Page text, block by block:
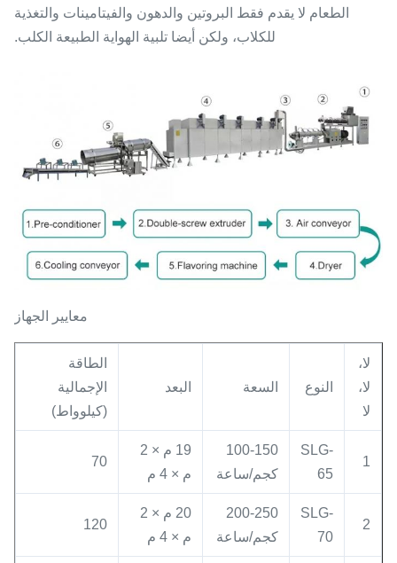
الطعام لا يقدم فقط البروتين والدهون والفيتامينات والتغذية
للكلاب، ولكن أيضا تلبية الهواية الطبيعة الكلب.
معايير الجهاز
لا،
لا،
لا
النوع السعة البعد
الطاقة
الإجمالية
(كيلوواط)
1
SLG-
65
100-150
كجم/ساعة
19 م × 2
م × 4 م
70
2
SLG-
70
200-250
كجم/ساعة
20 م × 2
م × 4 م
120